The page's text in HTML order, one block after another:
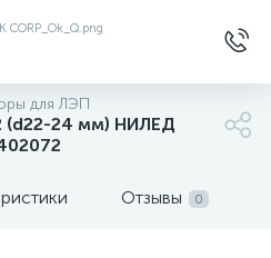
для ЛЭП
(d22-24 мм) НИЛЕД
Отзывы 0